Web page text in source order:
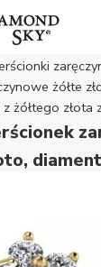
żółte
żółtego złota